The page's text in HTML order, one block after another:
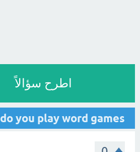
اطرح سؤالاً
do you play word games? - مع الشرح